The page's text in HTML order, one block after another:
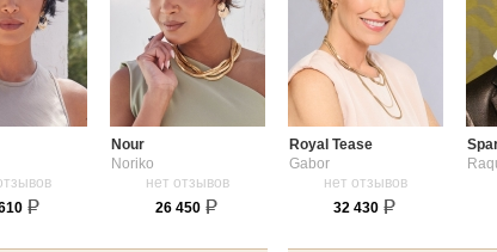
Nour
Noriko
нет отзывов
26 450
Royal Tease
Gabor
нет отзывов
32 430